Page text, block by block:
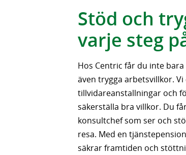
Stöd och
varje steg
Hos Centric får du inte
även trygga arbetsvillkor.
tillvidareanstallningar och
säkerställa bra villkor. Du
konsultchef som ser och
resa. Med en
säkrar framtiden och